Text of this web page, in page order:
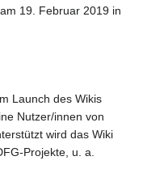
19. Februar 2019 in
Launch des Wikis
Nutzer/innen von
wird das Wiki
Projekte, u. a.